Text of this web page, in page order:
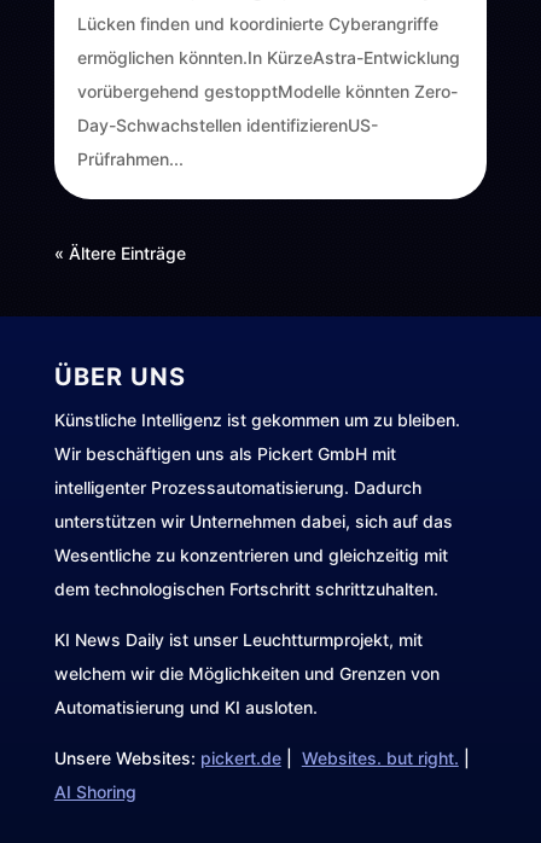
Lücken finden und koordinierte Cyberangriffe
ermöglichen könnten.In KürzeAstra-Entwicklung
vorübergehend gestopptModelle könnten Zero-
Day-Schwachstellen identifizierenUS-
Prüfrahmen...
« Ältere Einträge
ÜBER UNS
Künstliche Intelligenz ist gekommen um zu bleiben.
Wir beschäftigen uns als Pickert GmbH mit
intelligenter Prozessautomatisierung. Dadurch
unterstützen wir Unternehmen dabei, sich auf das
Wesentliche zu konzentrieren und gleichzeitig mit
dem technologischen Fortschritt schrittzuhalten.
KI News Daily ist unser Leuchtturmprojekt, mit
welchem wir die Möglichkeiten und Grenzen von
Automatisierung und KI ausloten.
Unsere Websites: pickert.de| Websites. but right.
AI Shoring